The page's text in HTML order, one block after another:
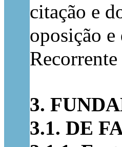
citação e
oposição e
Recorrente
3.
3.1. DE